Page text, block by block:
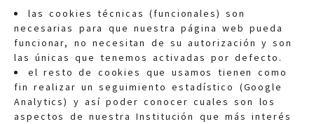
las cookies técnicas (funcionales) son
necesarias para que nuestra página web pueda
funcionar, no necesitan de su autorización y son
las únicas que tenemos activadas por defecto.
el resto de cookies que usamos tienen como
fin realizar un seguimiento estadístico (Google
Analytics) y así poder conocer cuales son los
aspectos de nuestra Institución que más interés
Quejas:quejas@eljusticiadearagon.es
Información general:
informacion@eljusticiadearagon.es